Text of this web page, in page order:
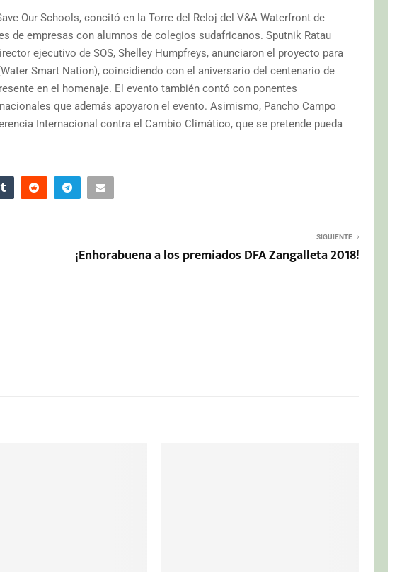
Our Schools, concitó en la Torre del Reloj del V&A Waterfront de
de empresas con alumnos de colegios sudafricanos. Sputnik Ratau
ejecutivo de SOS, Shelley Humpfreys, anunciaron el proyecto para
Smart Nation), coincidiendo con el aniversario del centenario de
en el homenaje. El evento también contó con ponentes
que además apoyaron el evento. Asimismo, Pancho Campo
Internacional contra el Cambio Climático, que se pretende pueda
SIGUIENTE
¡Enhorabuena a los premiados DFA Zangalleta 2018!